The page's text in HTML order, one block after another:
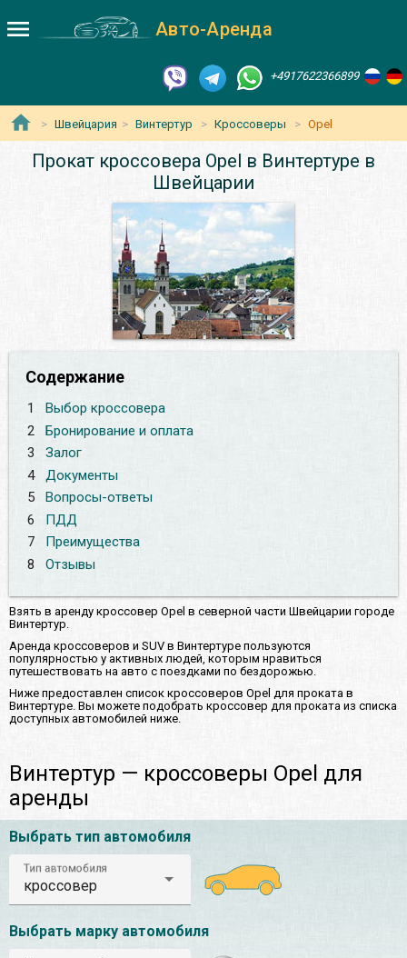
Авто-Аренда
+4917622366899
Швейцария Винтертур Кроссоверы Opel
Прокат кроссовера Opel в Винтертуре в
Швейцарии
Содержание
1
Выбор кроссовера
2
Бронирование и оплата
3
Залог
4
Документы
5
Вопросы-ответы
6
ПДД
7
Преимущества
8
Отзывы
Взять в аренду кроссовер Opel в северной части Швейцарии городе
Винтертур.
Аренда кроссоверов и SUV в Винтертуре пользуются
популярностью у активных людей, которым нравиться
путешествовать на авто с поездками по бездорожью.
Ниже предоставлен список кроссоверов Opel для проката в
Винтертуре. Вы можете подобрать кроссовер для проката из списка
доступных автомобилей ниже.
Винтертур — кроссоверы Opel для
аренды
Выбрать тип автомобиля
Тип автомобиля
кроссовер
Выбрать марку автомобиля